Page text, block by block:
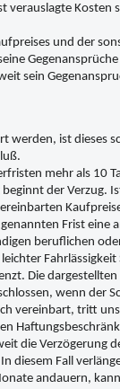
verauslagte
und der
sein
werden, ist dieses
mehr als 10
der Verzug.
Frist eine
beruflichen
Die
wenn der
vereinbart, tritt
die
Fall
andauern,